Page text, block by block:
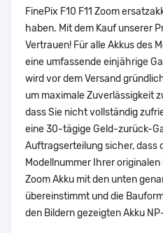
FinePix F10 F11 Zoom
haben. Mit dem Kauf unserer
Vertrauen! Für alle Akkus des
eine umfassende einjährige
wird vor dem Versand
um maximale Zuverlässigkeit
dass Sie nicht vollständig
eine 30-tägige Geld-zurück-
Auftragserteilung sicher, dass
Modellnummer Ihrer originalen
Zoom Akku mit den unten
übereinstimmt und die
den Bildern gezeigten Akku